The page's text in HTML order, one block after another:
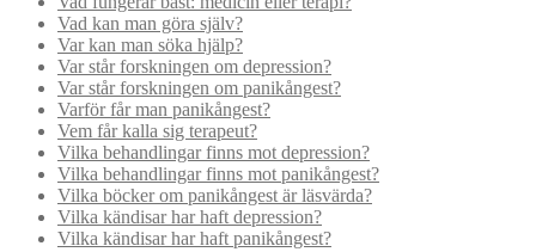
Vad kan man göra själv?
Var kan man söka hjälp?
Var står forskningen om depression?
Var står forskningen om panikångest?
Varför får man panikångest?
Vem får kalla sig terapeut?
Vilka behandlingar finns mot depression?
Vilka behandlingar finns mot panikångest?
Vilka böcker om panikångest är läsvärda?
Vilka kändisar har haft depression?
Vilka kändisar har haft panikångest?